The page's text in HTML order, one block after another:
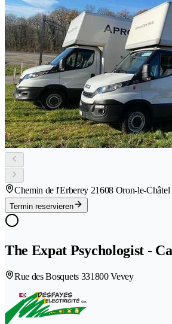
Chemin de l'Erberey 21608 Oron-le-Châtel
Termin reservieren
The Expat Psychologist -
Rue des Bosquets 331800 Vevey